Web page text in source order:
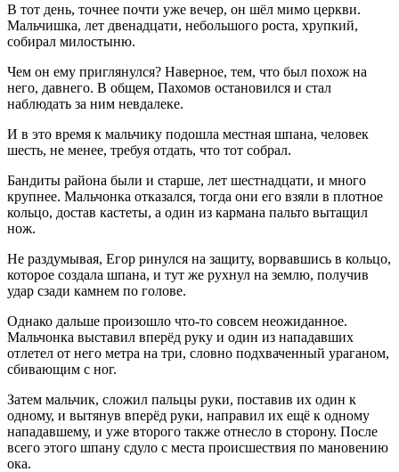
В тот день, точнее почти уже вечер, он шёл мимо церкви.
Мальчишка, лет двенадцати, небольшого роста, хрупкий,
собирал милостыню.
Чем он ему приглянулся? Наверное, тем, что был похож на
него, давнего. В общем, Пахомов остановился и стал
наблюдать за ним невдалеке.
И в это время к мальчику подошла местная шпана, человек
шесть, не менее, требуя отдать, что тот собрал.
Бандиты района были и старше, лет шестнадцати, и много
крупнее. Мальчонка отказался, тогда они его взяли в плотное
кольцо, достав кастеты, а один из кармана пальто вытащил
нож.
Не раздумывая, Егор ринулся на защиту, ворвавшись в кольцо,
которое создала шпана, и тут же рухнул на землю, получив
удар сзади камнем по голове.
Однако дальше произошло что-то совсем неожиданное.
Мальчонка выставил вперёд руку и один из нападавших
отлетел от него метра на три, словно подхваченный ураганом,
сбивающим с ног.
Затем мальчик, сложил пальцы руки, поставив их один к
одному, и вытянув вперёд руки, направил их ещё к одному
нападавшему, и уже второго также отнесло в сторону. После
всего этого шпану сдуло с места происшествия по мановению
ока.